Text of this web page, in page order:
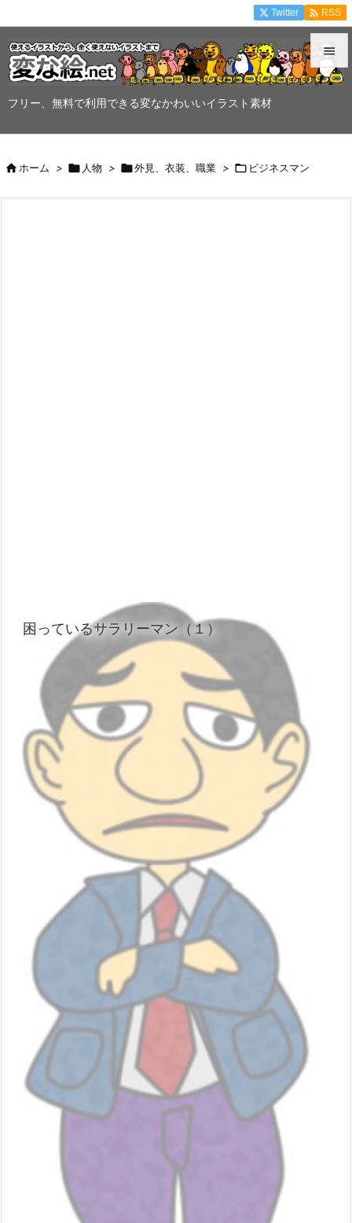
フリー、無料で利用できる変なかわいいイラスト素材


Twitter  RSS
ホーム >  人物 > 外見、衣装、職業 >  ビジネスマン
困っているサラリーマン（１）